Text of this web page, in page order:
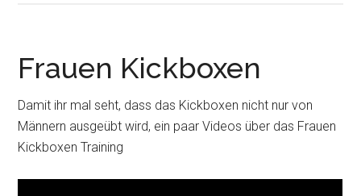
Frauen Kickboxen
Damit ihr mal seht, dass das Kickboxen nicht nur von
Männern ausgeübt wird, ein paar Videos über das Frauen
Kickboxen Training